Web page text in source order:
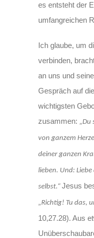
es entsteht der
umfangreichen
Ich glaube, um
verbinden,
an uns und
Gespräch auf
wichtigsten
zusammen: „Du
von ganzem
deiner ganzen
lieben. Und:
selbst.“Jesus
„Richtig! Tu das,
10,27.28). Aus